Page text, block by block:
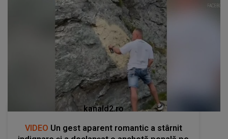
kanald2.ro
VIDEO Un gest aparent romantic a stârnit